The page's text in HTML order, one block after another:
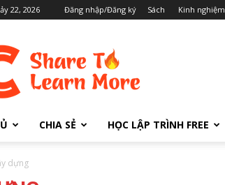
22, 2026 Đăng nhập/Đăng ký Sách Kinh nghiệm
CHIA SẺ HỌC LẬP TRÌNH FREE
dựng